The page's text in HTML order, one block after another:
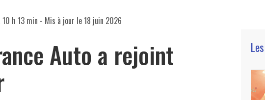
h 13 min - Mis à jour le18 juin 2026
Auto a rejoint